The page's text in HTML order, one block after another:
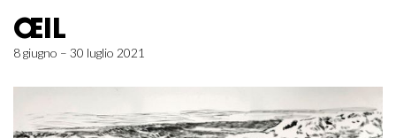
ŒIL
8 giugno – 30 luglio 2021